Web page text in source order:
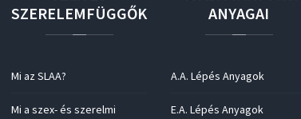
SZERELEMFÜGGŐK
Mi az SLAA?
Mi a szex- és szerelmi
ANYAGAI
A.A. Lépés Anyagok
E.A. Lépés Anyagok